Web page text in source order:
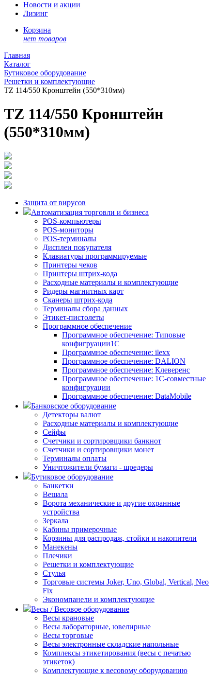
Новости и акции
Лизинг
Корзина
нет товаров
Главная
Каталог
Бутиковое оборудование
Решетки и комплектующие
TZ 114/550 Кронштейн (550*310мм)
TZ 114/550 Кронштейн
(550*310мм)
Защита от вирусов
Автоматизация торговли и бизнеса
POS-компьютеры
POS-мониторы
POS-терминалы
Дисплеи покупателя
Клавиатуры программируемые
Принтеры чеков
Принтеры штрих-кода
Расходные материалы и комплектующие
Ридеры магнитных карт
Сканеры штрих-кода
Терминалы сбора данных
Этикет-пистолеты
Программное обеспечение
Программное обеспечение: Типовые
конфигруации1С
Программное обеспечение: ilexx
Программное обеспечение: DALION
Программное обеспечение: Клеверенс
Программное обеспечение: 1С-совместные
конфигруации
Программное обеспечение: DataMobile
Банковское оборудование
Детекторы валют
Расходные материалы и комплектующие
Сейфы
Счетчики и сортировщики банкнот
Счетчики и сортировщики монет
Терминалы оплаты
Уничтожители бумаги - шредеры
Бутиковое оборудование
Банкетки
Вешала
Ворота механические и другие охранные
устройства
Зеркала
Кабины примерочные
Корзины для распродаж, стойки и накопители
Манекены
Плечики
Решетки и комплектующие
Стулья
Торговые системы Joker, Uno, Global, Vertical, Neo
Fix
Экономпанели и комплектующие
Весы / Весовое оборудование
Весы крановые
Весы лабораторные, ювелирные
Весы торговые
Весы электронные складские напольные
Комплексы этикетирования (весы с печатью
этикеток)
Комплектующие к весовому оборудованию